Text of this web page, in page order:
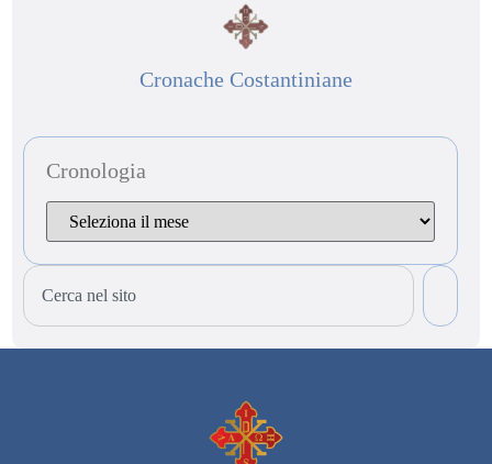
Cronache Costantiniane
Cronologia